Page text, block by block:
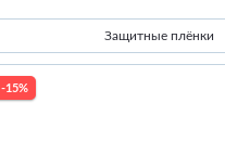
Защитные плёнки
-15%